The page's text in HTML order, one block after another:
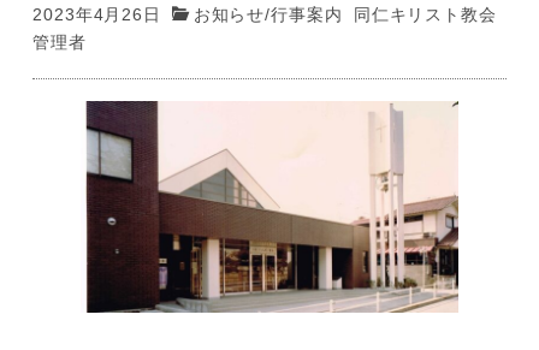
2023年4月26日 お知らせ/行事案内
同仁キリスト教会
管理者